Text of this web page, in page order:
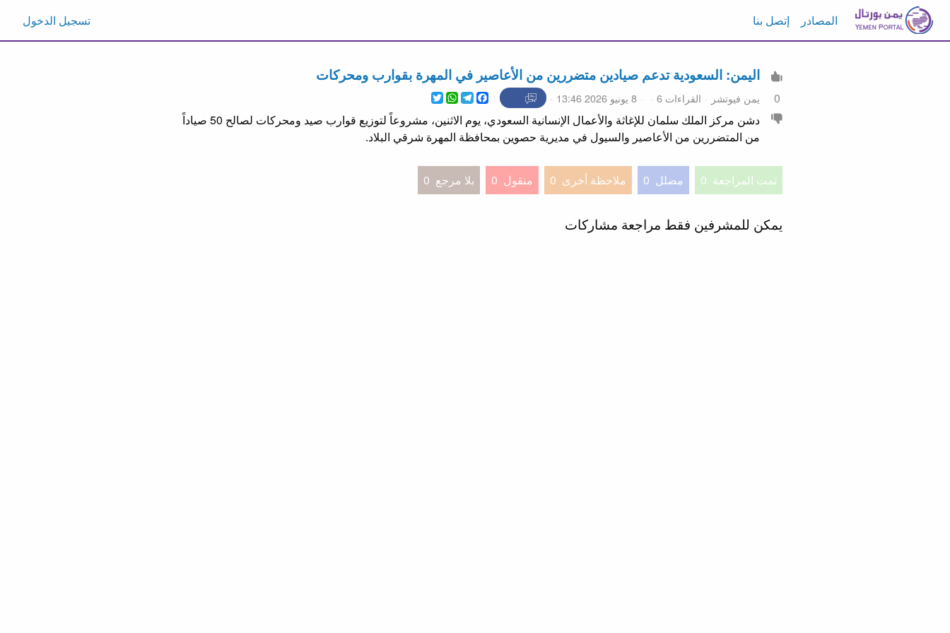
المصادر إتصل بنا تسجيل الدخول
0
اليمن: السعودية تدعم صيادين متضررين من الأعاصير في المهرة بقوارب ومحركات
يمن فيوتشر القراءات 6 8 يونيو 2026 13:46 Twitter
WhatsApp
Telegram
Facebook
دشن مركز الملك سلمان للإغاثة والأعمال الإنسانية السعودي، يوم الاثنين، مشروعاً لتوزيع قوارب صيد ومحركات لصالح 50 صياداً
من المتضررين من الأعاصير والسيول في مديرية حصوين بمحافظة المهرة شرقي البلاد.
تمت المراجعة 0 مضلل 0 ملاحظة أخرى 0 منقول 0 بلا مرجع 0
يمكن للمشرفين فقط مراجعة مشاركات